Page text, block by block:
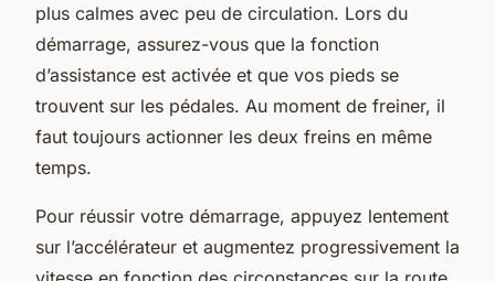
plus calmes avec peu de circulation. Lors du
démarrage, assurez-vous que la fonction
d’assistance est activée et que vos pieds se
trouvent sur les pédales. Au moment de freiner, il
faut toujours actionner les deux freins en même
temps.
Pour réussir votre démarrage, appuyez lentement
sur l’accélérateur et augmentez progressivement la